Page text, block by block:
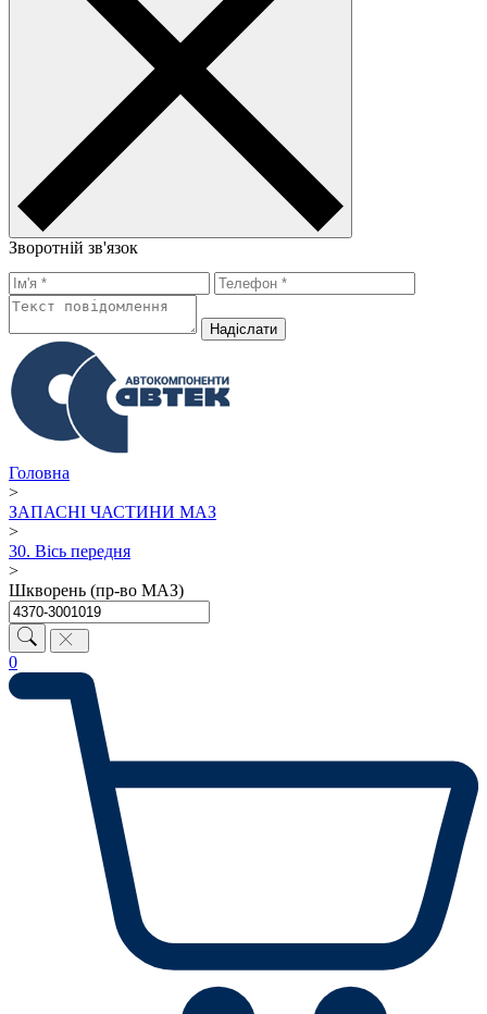
Зворотній зв'язок
Надiслати
Головна
>
ЗАПАСНІ ЧАСТИНИ МАЗ
>
30. Вісь передня
>
Шкворень (пр-во МАЗ)
0